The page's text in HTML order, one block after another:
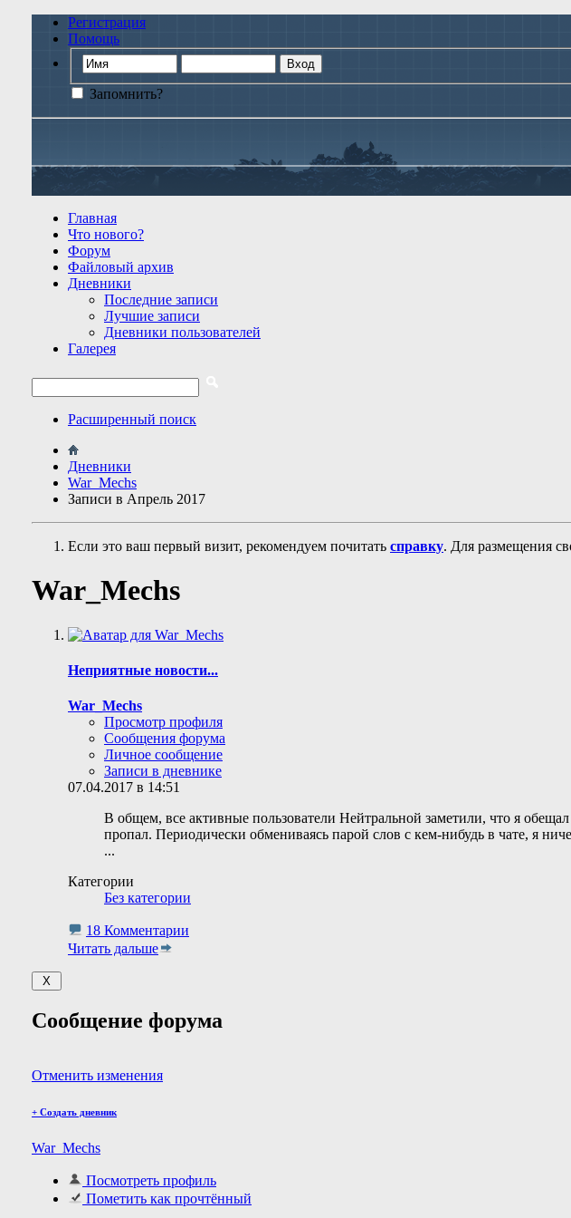
Регистрация
Помощь
Запомнить?
Главная
Что нового?
Форум
Файловый архив
Дневники
Последние записи
Лучшие записи
Дневники пользователей
Галерея
Расширенный поиск
Дневники
War_Mechs
Записи в Апрель 2017
Если это ваш первый визит, рекомендуем почитать справку. Для размещения
War_Mechs
Неприятные новости...
War_Mechs
Просмотр профиля
Сообщения форума
Личное сообщение
Записи в дневнике
07.04.2017 в 14:51
В общем, все активные пользователи Нейтральной заметили, что я
пропал. Периодически обмениваясь парой слов с кем-нибудь в чате, я
...
Категории
Без категории
18 Комментарии
Читать дальше
Сообщение форума
Отменить изменения
+ Создать дневник
War_Mechs
Посмотреть профиль
Пометить как прочтённый